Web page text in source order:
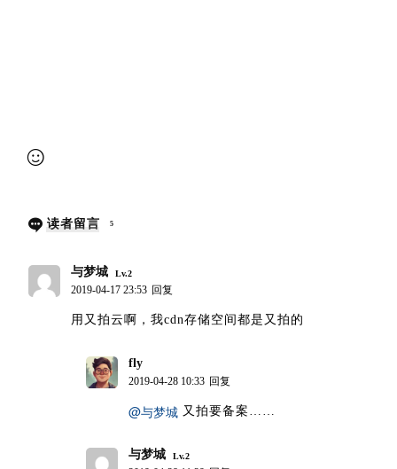
读者留言 5
与梦城 Lv.2
2019-04-17 23:53 回复
用又拍云啊，我cdn存储空间都是又拍的
fly
2019-04-28 10:33 回复
@与梦城 又拍要备案……
与梦城 Lv.2